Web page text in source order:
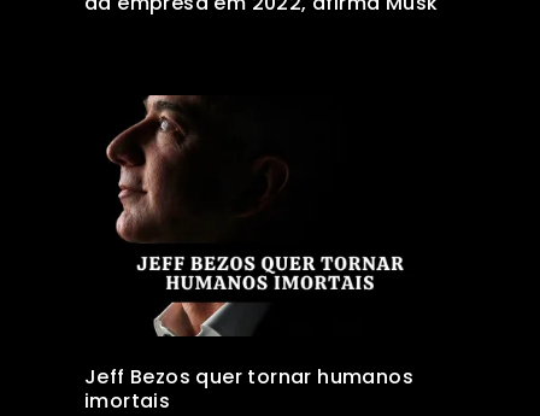
Jeff Bezos quer tornar humanos
imortais